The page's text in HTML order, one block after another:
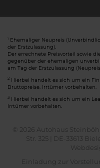
Ehemaliger Neupreis
der Erstzulassung).
Der errechnete Preisvorteil sowie
gegenüber der ehemaligen
am Tag der Erstzulassung
2 Hierbei handelt es sich um ein
Bruttopreise. Irrtümer vorbehalten.
3 Hierbei handelt es sich um ein
Irrtümer vorbehalten.
© 2026 Autohaus
Str. 325 | DE-33613
Einladung zur